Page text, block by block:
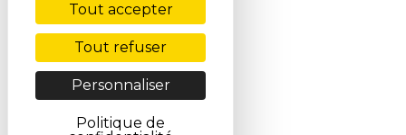
Tout accepter
Tout refuser
Personnaliser
Politique de